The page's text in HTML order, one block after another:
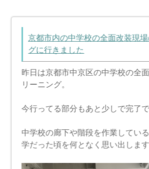
京都市内の中学校の全面改装現
グに行きました
昨日は京都市中京区の中学校の全
リーニング。
今行ってる部分もあと少しで完了で
中学校の廊下や階段を作業してい
学だった頃を何となく思い出します